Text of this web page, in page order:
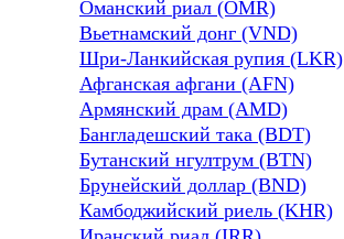
Оманский риал (OMR)
Вьетнамский донг (VND)
Шри-Ланкийская рупия (LKR)
Афганская афгани (AFN)
Армянский драм (AMD)
Бангладешский така (BDT)
Бутанский нгултрум (BTN)
Брунейский доллар (BND)
Камбоджийский риель (KHR)